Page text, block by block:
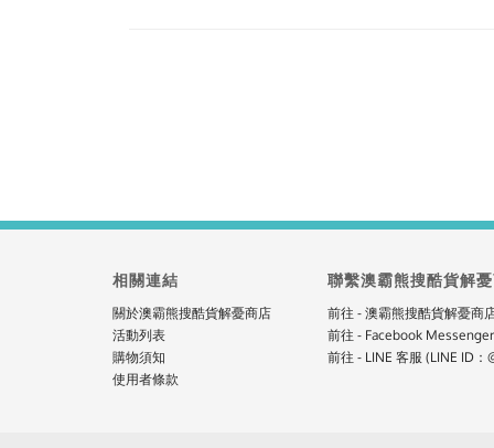
相關連結
關於澳霸熊搜酷貨解憂商店
活動列表
購物須知
使用者條款
聯繫澳霸熊搜酷貨解
前往 - 澳霸熊搜酷貨解憂商
前往 - Facebook
前往 - LINE 客服 (LINE ID：